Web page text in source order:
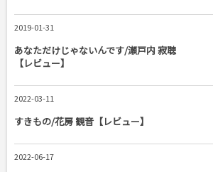
2019-01-31
あなただけじゃないんです/瀬戸内 寂聴
【レビュー】
2022-03-11
すきもの/花房 観音【レビュー】
2022-06-17